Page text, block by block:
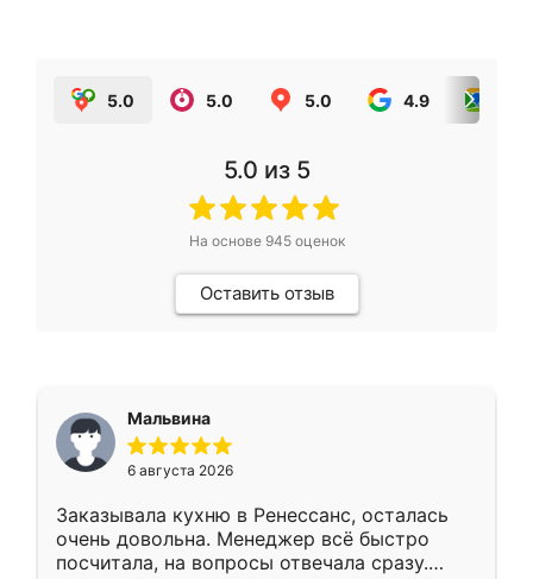
5.0 5.0 5.0 4.9
5.0 из 5
На основе 945оценок
Оставить отзыв
Мальвина
6 августа 2026
Заказывала кухню в Ренессанс, осталась
очень довольна. Менеджер всё быстро
посчитала, на вопросы отвечала сразу.